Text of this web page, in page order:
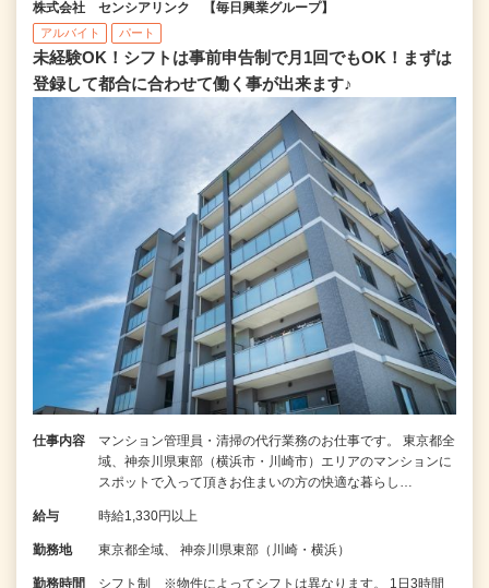
株式会社 センシアリンク 【毎日興業グループ】
アルバイト パート
未経験OK！シフトは事前申告制で月1回でもOK！まずは
登録して都合に合わせて働く事が出来ます♪
仕事内容
マンション管理員・清掃の代行業務のお仕事です。 東京都全
域、神奈川県東部（横浜市・川崎市）エリアのマンションに
スポットで入って頂きお住まいの方の快適な暮らし…
給与 時給1,330円以上
勤務地 東京都全域、 神奈川県東部（川崎・横浜）
勤務時間
シフト制 ※物件によってシフトは異なります。 1日3時間